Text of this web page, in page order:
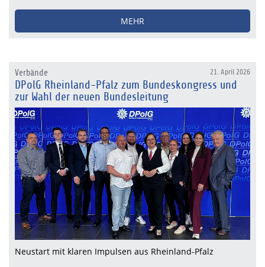
MEHR
21. April 2026
Verbände
DPolG Rheinland-Pfalz zum Bundeskongress und
zur Wahl der neuen Bundesleitung
Neustart mit klaren Impulsen aus Rheinland-Pfalz